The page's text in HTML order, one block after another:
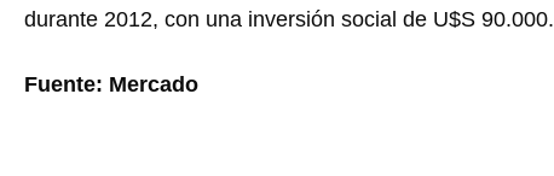
durante 2012, con una inversión social de U$S 90.000.
Fuente: Mercado